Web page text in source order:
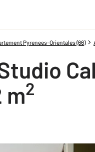
Pyrenees-Orientales (66)
m2